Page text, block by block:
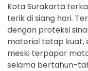
Kota Surakarta
terik di siang hari.
dengan proteksi
material tetap kuat,
meski terpapar
selama bertahun-